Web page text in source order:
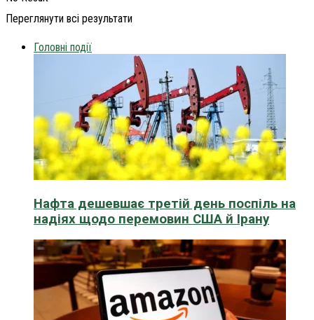
Переглянути всі результати
Головні події
Нафта дешевшає третій день поспіль на
надіях щодо перемовин США й Ірану